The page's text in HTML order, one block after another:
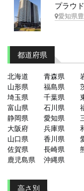
プラウ
愛知県
都道府県
北海道 青森県
山形県
福島県
埼玉県
千葉県
富山県
石川県
静岡県
愛知県
大阪府
兵庫県
山口県
香川県
佐賀県
長崎県
鹿児島県
沖縄県
高さ別